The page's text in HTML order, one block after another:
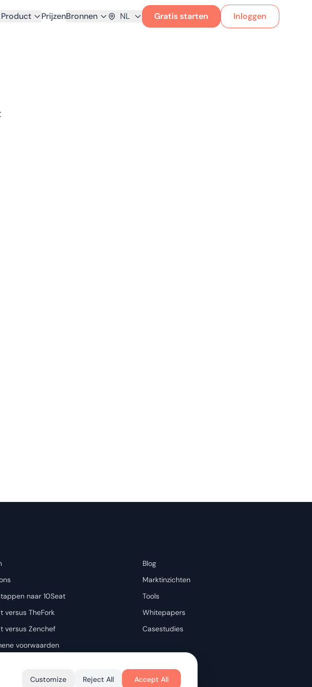
Product PrijzenBronnen NL Gratis starten Inloggen
naar 10Seat
versus TheFork
versus Zenchef
voorwaarden
Blog
Marktinzichten
Tools
Whitepapers
Casestudies
Customize Reject All Accept All